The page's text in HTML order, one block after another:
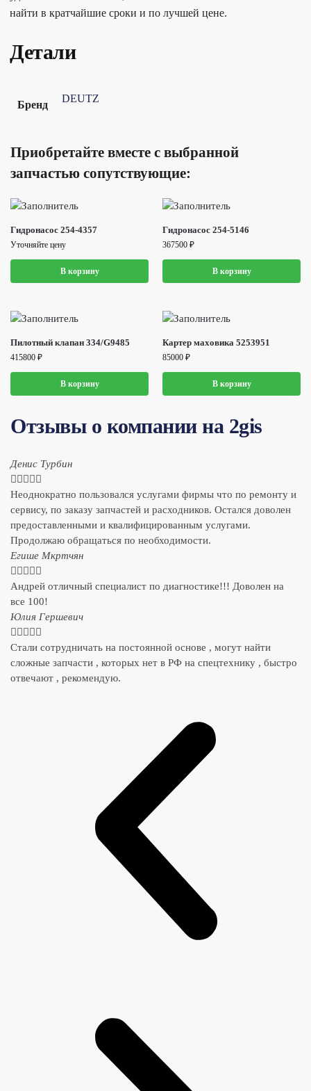
найти в кратчайшие сроки и по лучшей цене.
Детали
Бренд
DEUTZ
Приобретайте вместе с выбранной
запчастью сопутствующие:
Гидронасос 254-4357
Уточняйте цену
В корзину
Гидронасос 254-5146
367500 ₽
В корзину
Пилотный клапан 334/G9485
415800 ₽
В корзину
Картер маховика 5253951
85000 ₽
В корзину
Отзывы о компании на 2gis
Денис Турбин
    
Неоднократно пользовался услугами фирмы что по ремонту и
сервису, по заказу запчастей и расходников. Остался доволен
предоставленными и квалифицированным услугами.
Продолжаю обращаться по необходимости.
​Егише Мкртчян
    
Андрей отличный специалист по диагностике!!! Доволен на
все 100!
​Юлия Гершевич
    
Стали сотрудничать на постоянной основе , могут найти
сложные запчасти , которых нет в РФ на спецтехнику , быстро
отвечают , рекомендую.